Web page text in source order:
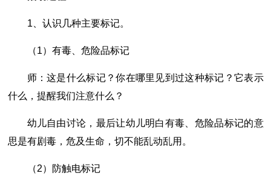
1、认识几种主要标记。
（1）有毒、危险品标记
师：这是什么标记？你在哪里见到过这种标记？它表示
什么，提醒我们注意什么？
幼儿自由讨论，最后让幼儿明白有毒、危险品标记的意
思是有剧毒，危及生命，切不能乱动乱用。
（2）防触电标记